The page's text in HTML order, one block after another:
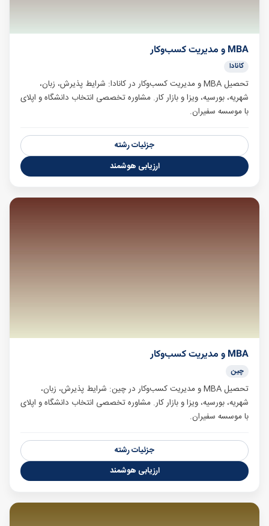
MBA و مدیریت کسب‌وکار
کانادا
تحصیل MBA و مدیریت کسب‌وکار در کانادا: شرایط پذیرش، زبان،
شهریه، بورسیه، ویزا و بازار کار. مشاوره تخصصی انتخاب دانشگاه و اپلای
با موسسه سفیران.
جزئیات رشته
ارزیابی هوشمند
MBA و مدیریت کسب‌وکار
چین
تحصیل MBA و مدیریت کسب‌وکار در چین: شرایط پذیرش، زبان،
شهریه، بورسیه، ویزا و بازار کار. مشاوره تخصصی انتخاب دانشگاه و اپلای
با موسسه سفیران.
جزئیات رشته
ارزیابی هوشمند